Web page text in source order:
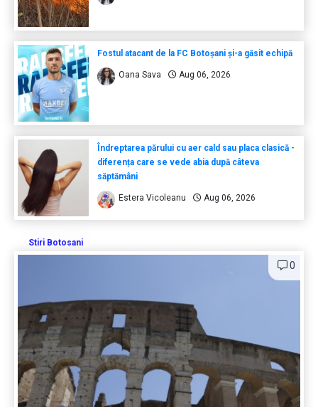
Fostul atacant de la FC Botoșani și-a găsit echipă
Oana Sava Aug 06, 2026
Îndreptarea părului cu aer cald sau placa clasică -
diferența care se vede abia după câteva
săptămâni
Estera Vicoleanu Aug 06, 2026
Stiri Botosani
0